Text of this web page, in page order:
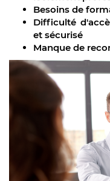
Besoins de
Difficulté
et sécurisé
Manque de